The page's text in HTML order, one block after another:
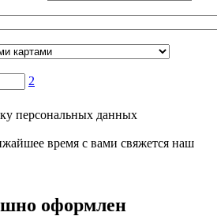
2
персональных данных
время с вами свяжется наш
оформлен